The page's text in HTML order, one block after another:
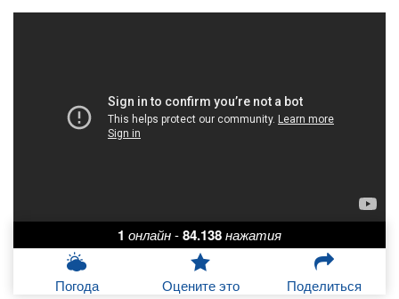
1 онлайн-84.138нажатия
Погода Оцените это Поделиться